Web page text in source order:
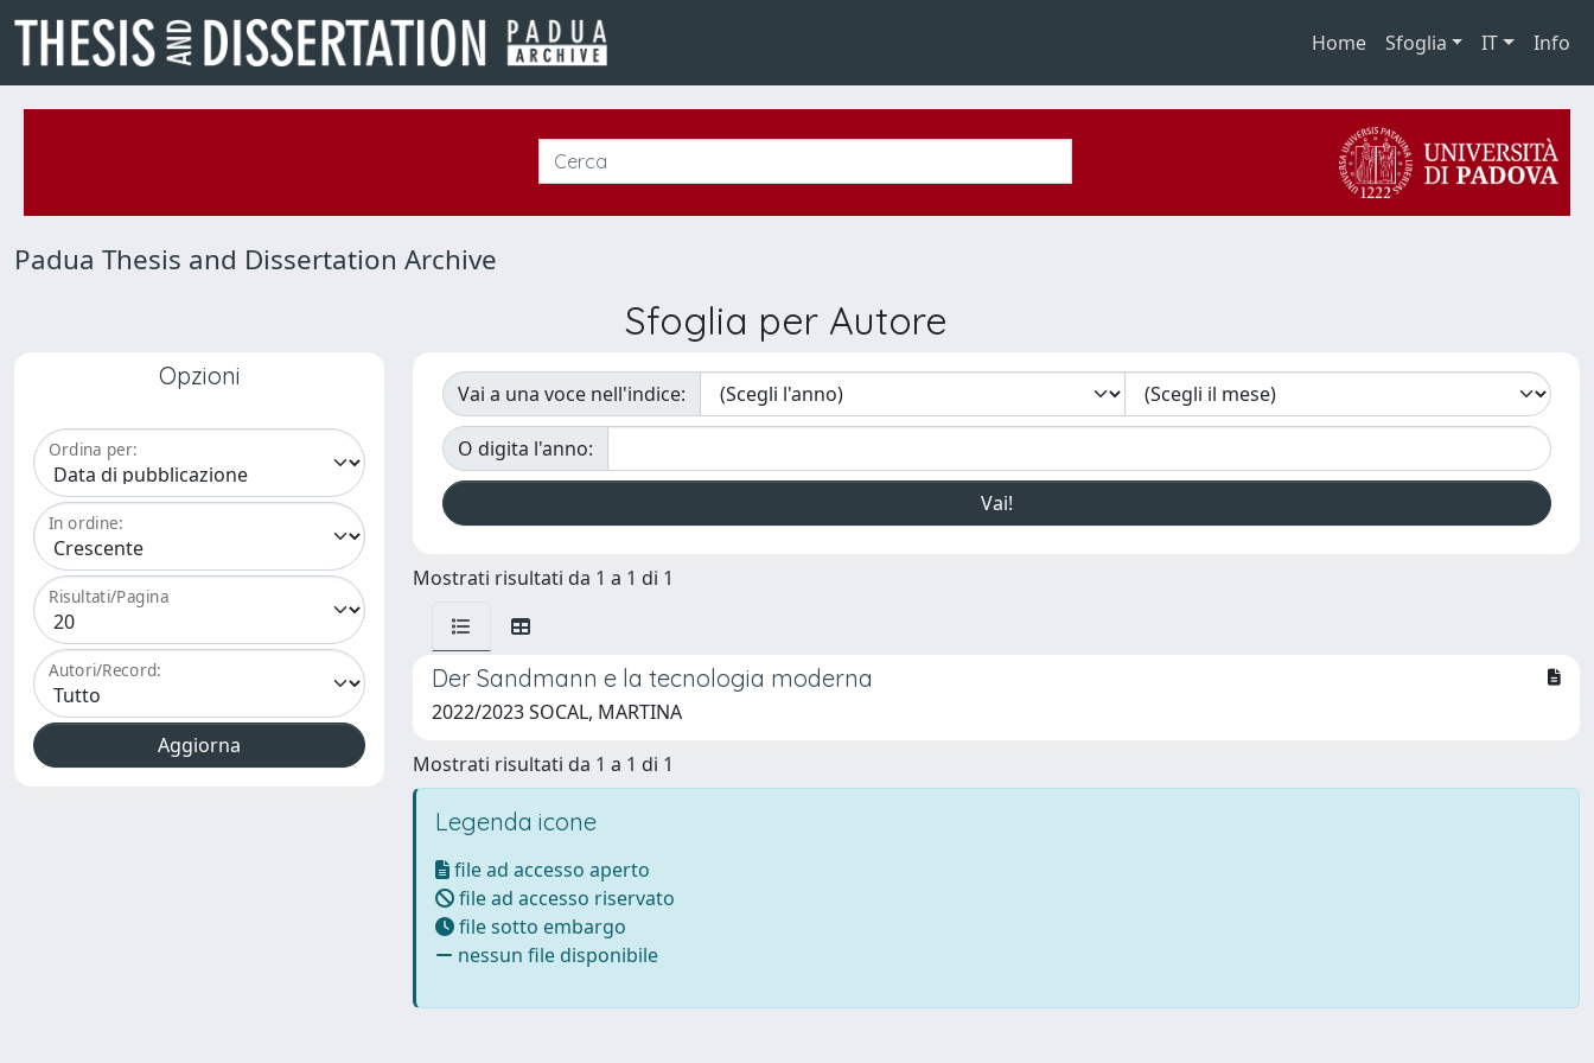
Home Sfoglia IT Info
Padua Thesis and Dissertation Archive
Sfoglia per Autore
Opzioni
Ordina per:
In ordine:
Risultati/Pagina
Autori/Record:
Vai a una voce nell'indice:
O digita l'anno:
Mostrati risultati da 1 a 1 di 1
Der Sandmann e la tecnologia moderna
2022/2023 SOCAL, MARTINA
Mostrati risultati da 1 a 1 di 1
Legenda icone
file ad accesso aperto
file ad accesso riservato
file sotto embargo
nessun file disponibile